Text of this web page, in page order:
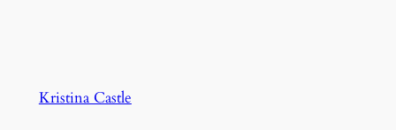
Kristina Castle